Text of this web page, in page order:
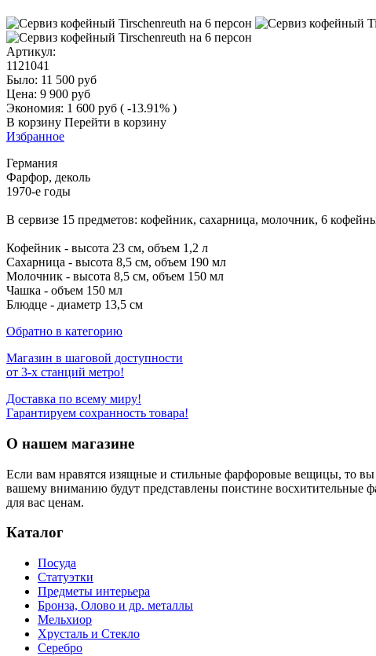
Артикул:
1121041
Было: 11 500 руб
Цена: 9 900 руб
Экономия: 1 600 руб ( -13.91% )
В корзину Перейти в корзину
Избранное
Германия
Фарфор, деколь
1970-е годы
В сервизе 15 предметов: кофейник, сахарница, молочник, 6
Кофейник - высота 23 см, объем 1,2 л
Сахарница - высота 8,5 см, объем 190 мл
Молочник - высота 8,5 см, объем 150 мл
Чашка - объем 150 мл
Блюдце - диаметр 13,5 см
Обратно в категорию
Магазин в шаговой доступности
от 3-х станций метро!
Доставка по всему миру!
Гарантируем сохранность товара!
О нашем магазине
Если вам нравятся изящные и стильные фарфоровые вещицы, то
вашему вниманию будут представлены поистине
для вас ценам.
Каталог
Посуда
Статуэтки
Предметы интерьера
Бронза, Олово и др. металлы
Мельхиор
Хрусталь и Стекло
Серебро